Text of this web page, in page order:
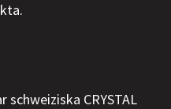
CRYSTAL